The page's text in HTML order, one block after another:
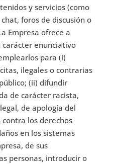
y servicios (como
foros de discusión o
Empresa ofrece a
enunciativo
para (i)
ilegales o contrarias
(ii) difundir
de carácter racista,
de apología del
los derechos
en los sistemas
de sus
personas, introducir o